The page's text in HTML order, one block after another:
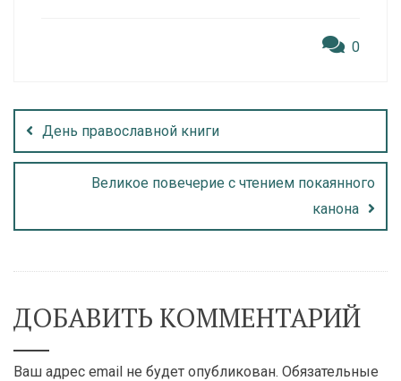
0
День православной книги
Великое повечерие с чтением покаянного
канона
ДОБАВИТЬ КОММЕНТАРИЙ
Ваш адрес email не будет опубликован. Обязательные